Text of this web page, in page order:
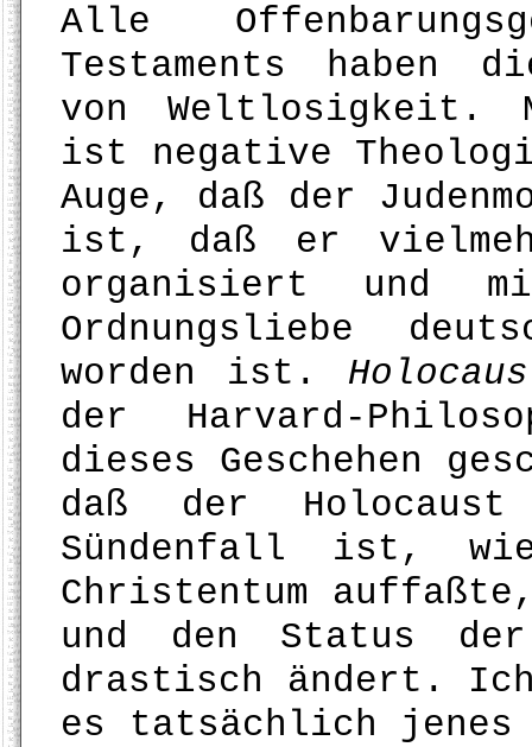
Alle
Testaments haben
von Weltlosigkeit.
ist negative
Auge, daß der
ist, daß er
organisiert und
Ordnungsliebe
worden ist.
der Harvard-
dieses Geschehen
daß der
Sündenfall ist,
Christentum
und den Status
drastisch ändert.
es tatsächlich jenes